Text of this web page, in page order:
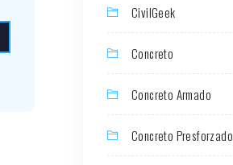
CivilGeek
Concreto
Concreto Armado
Concreto Presforzado